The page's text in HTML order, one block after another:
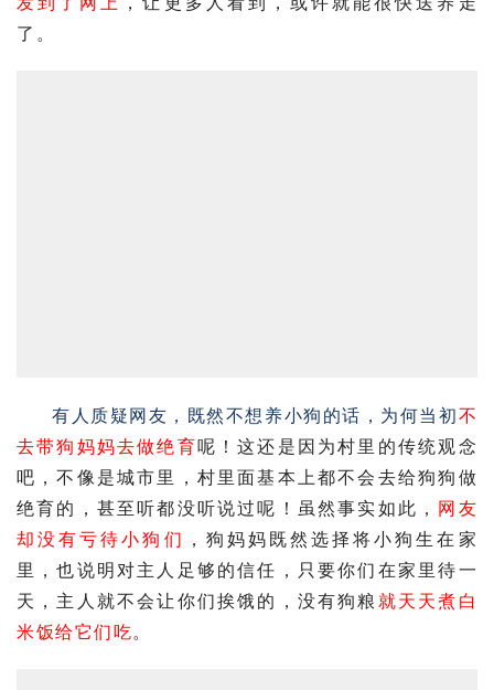
了。
有人质疑网友，既然不想养小狗的话，为何当初不
去带狗妈妈去做绝育呢！这还是因为村里的传统观念
吧，不像是城市里，村里面基本上都不会去给狗狗做
绝育的，甚至听都没听说过呢！虽然事实如此， 网友
却没有亏待小狗们 ，狗妈妈既然选择将小狗生在家
里，也说明对主人足够的信任，只要你们在家里待一
天，主人就不会让你们挨饿的，没有狗粮就天天煮白
米饭给它们吃。